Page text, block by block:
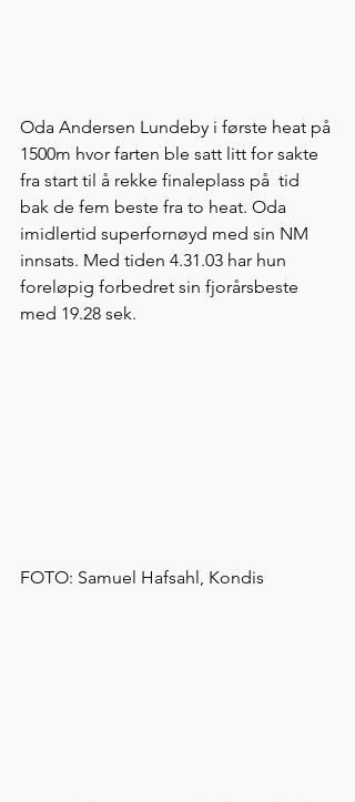
Oda Andersen Lundeby i første heat på
1500m hvor farten ble satt litt for sakte
fra start til å rekke finaleplass på  tid
bak de fem beste fra to heat. Oda
imidlertid superfornøyd med sin NM
innsats. Med tiden 4.31.03 har hun
foreløpig forbedret sin fjorårsbeste
med 19.28 sek.
FOTO: Samuel Hafsahl, Kondis